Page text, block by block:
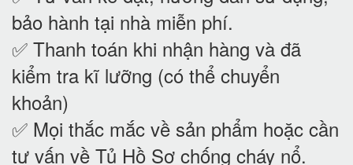
bảo hành tại nhà miễn phí.
✅ Thanh toán khi nhận hàng và đã
kiểm tra kĩ lưỡng (có thể chuyển
khoản)
✅ Mọi thắc mắc về sản phẩm hoặc cần
tư vấn về Tủ Hồ Sơ chống cháy nổ.